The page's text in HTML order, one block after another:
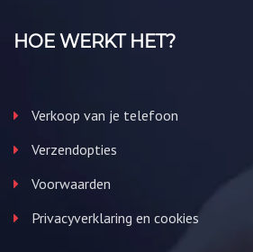
HOE WERKT HET?
Verkoop van je telefoon
Verzendopties
Voorwaarden
Privacyverklaring en cookies